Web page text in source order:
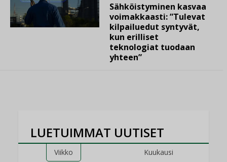
Sähköistyminen kasvaa
voimakkaasti: ”Tulevat
kilpailuedut syntyvät,
kun erilliset
teknologiat tuodaan
yhteen”
LUETUIMMAT UUTISET
Viikko Kuukausi